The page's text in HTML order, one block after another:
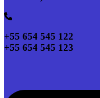
+55 654 545 122
+55 654 545 123